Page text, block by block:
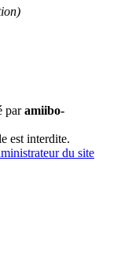
paramiibo-
est interdite.
du site